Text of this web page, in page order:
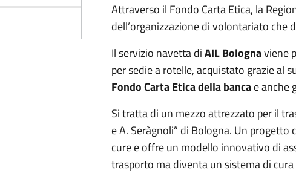
Un nuovo mezzo di trasporto per il servizio navetta di AIL
Attraverso il Fondo Carta Etica, la
dell’organizzazione di volontariato
Il servizio navetta diAIL Bolognaviene
per sedie a rotelle, acquistato grazie al
Fondo Carta Etica della bancae anche
Si tratta di un mezzo attrezzato per il
e A. Seràgnoli” di Bologna. Un progetto
cure e offre un modello innovativo di
trasporto ma diventa un sistema di